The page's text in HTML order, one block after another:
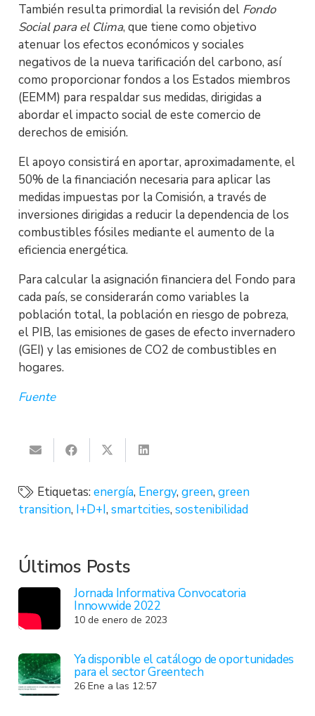
También resulta primordial la revisión del Fondo
Social para el Clima, que tiene como objetivo
atenuar los efectos económicos y sociales
negativos de la nueva tarificación del carbono, así
como proporcionar fondos a los Estados miembros
(EEMM) para respaldar sus medidas, dirigidas a
abordar el impacto social de este comercio de
derechos de emisión.
El apoyo consistirá en aportar, aproximadamente, el
50% de la financiación necesaria para aplicar las
medidas impuestas por la Comisión, a través de
inversiones dirigidas a reducir la dependencia de los
combustibles fósiles mediante el aumento de la
eficiencia energética.
Para calcular la asignación financiera del Fondo para
cada país, se considerarán como variables la
población total, la población en riesgo de pobreza,
el PIB, las emisiones de gases de efecto invernadero
(GEI) y las emisiones de CO2 de combustibles en
hogares.
Fuente
Etiquetas:energía, Energy,green,green
transition, I+D+I, smartcities, sostenibilidad
Últimos Posts
Jornada Informativa Convocatoria
Innowwide 2022
10 de enero de 2023
Ya disponible el catálogo de oportunidades
para el sector Greentech
26 Ene a las 12:57